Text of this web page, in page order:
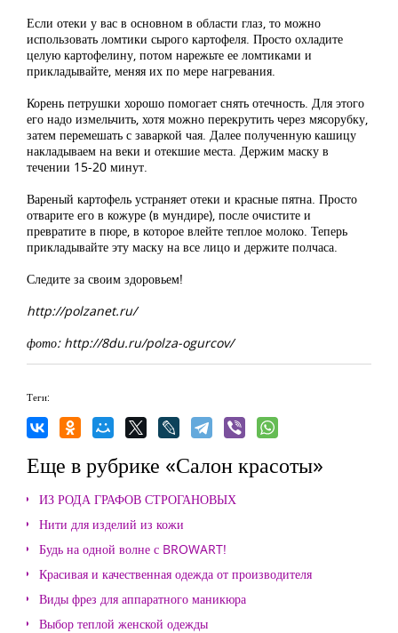
Если отеки у вас в основном в области глаз, то можно
использовать ломтики сырого картофеля. Просто охладите
целую картофелину, потом нарежьте ее ломтиками и
прикладывайте, меняя их по мере нагревания.
Корень петрушки хорошо помогает снять отечность. Для этого
его надо измельчить, хотя можно перекрутить через мясорубку,
затем перемешать с заваркой чая. Далее полученную кашицу
накладываем на веки и отекшие места. Держим маску в
течении 15-20 минут.
Вареный картофель устраняет отеки и красные пятна. Просто
отварите его в кожуре (в мундире), после очистите и
превратите в пюре, в которое влейте теплое молоко. Теперь
прикладывайте эту маску на все лицо и держите полчаса.
Следите за своим здоровьем!
http://polzanet.ru/
фото: http://8du.ru/polza-ogurcov/
Теги:
Еще в рубрике «Салон красоты»
ИЗ РОДА ГРАФОВ СТРОГАНОВЫХ
Нити для изделий из кожи
Будь на одной волне с BROWART!
Красивая и качественная одежда от производителя
Виды фрез для аппаратного маникюра
Выбор теплой женской одежды